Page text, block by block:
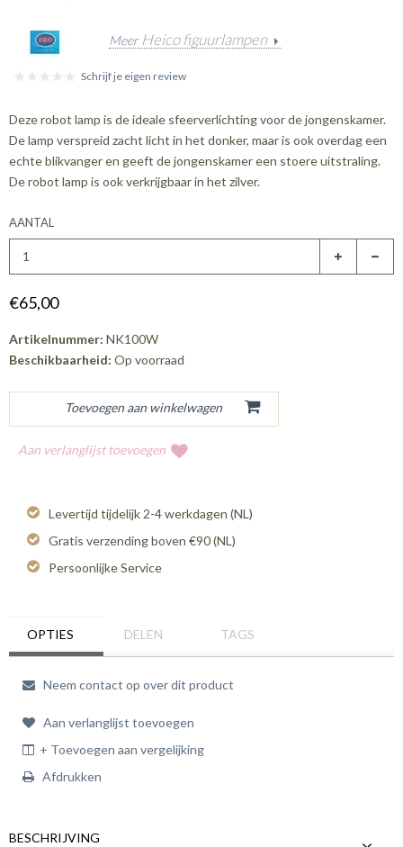
Meer Heico figuurlampen
Schrijf je eigen review
Deze robot lamp is de ideale sfeerverlichting voor de jongenskamer.
De lamp verspreid zacht licht in het donker, maar is ook overdag een
echte blikvanger en geeft de jongenskamer een stoere uitstraling.
De robot lamp is ook verkrijgbaar in het zilver.
AANTAL
€65,00
Artikelnummer: NK100W
Beschikbaarheid: Op voorraad
Aan verlanglijst toevoegen
Levertijd tijdelijk 2-4 werkdagen (NL)
Gratis verzending boven €90 (NL)
Persoonlijke Service
OPTIES DELEN TAGS
Neem contact op over dit product
Aan verlanglijst toevoegen
+ Toevoegen aan vergelijking
Afdrukken
BESCHRIJVING